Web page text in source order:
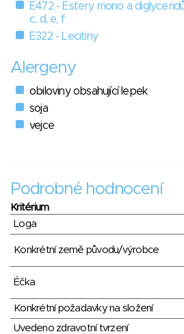
E472 - Estery mono a
c, d, e, f
E322 - Lecitiny
Alergeny
obiloviny obsahující lepek
soja
vejce
Podrobné hodnocení
Kritérium
Loga
Konkrétní země původu/výrobce
Éčka
Konkrétní požadavky na složení
Uvedeno zdravotní tvrzení